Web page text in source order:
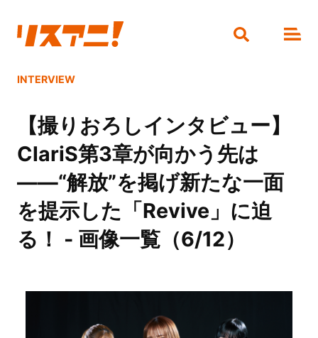
INTERVIEW
【撮りおろしインタビュー】
ClariS第3章が向かう先は
――“解放”を掲げ新たな一面
を提示した「Revive」に迫
る！ - 画像一覧（6/12）